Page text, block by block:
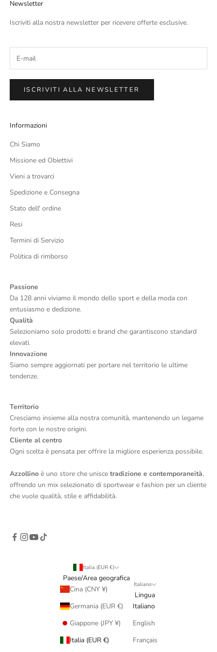
Newsletter
Iscriviti alla nostra newsletter per ricevere offerte esclusive.
ISCRIVITI ALLA NEWSLETTER
Informazioni
Chi Siamo
Missione ed Obiettivi
Vieni a trovarci
Spedizione e Consegna
Stato dell' ordine
Resi
Termini di Servizio
Politica di rimborso
Passione
Da 128 anni viviamo il mondo dello sport e della moda con
entusiasmo e dedizione.
Qualità
Selezioniamo solo prodotti e brand che garantiscono standard
elevati.
Innovazione
Siamo sempre aggiornati per portare nel territorio le ultime
tendenze.
Territorio
Cresciamo insieme alla nostra comunità, mantenendo un legame
forte con le nostre origini.
Cliente al centro
Ogni scelta è pensata per offrire la migliore esperienza possibile.
Azzollino è uno store che unisce tradizione e contemporaneità,
offrendo un mix selezionato di sportwear e fashion per un cliente
che vuole qualità, stile e affidabilità.
Italia (EUR €)
Paese/Area geografica
Cina (CNY ¥)
Germania (EUR €)
Giappone (JPY ¥)
Italia (EUR €)
Italiano
Lingua
Italiano
English
Français